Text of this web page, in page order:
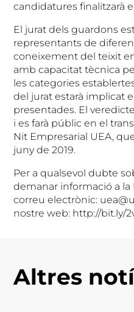
candidatures finalitzarà
El jurat dels guardons
representants de
coneixement del teixit
amb capacitat tècnica
les categories
del jurat estarà implicat
presentades. El
i es farà públic en el
Nit Empresarial UEA,
juny de 2019.
Per a qualsevol dubte
demanar informació a la
correu electrònic:
nostre web: http://bit.ly/
Altres